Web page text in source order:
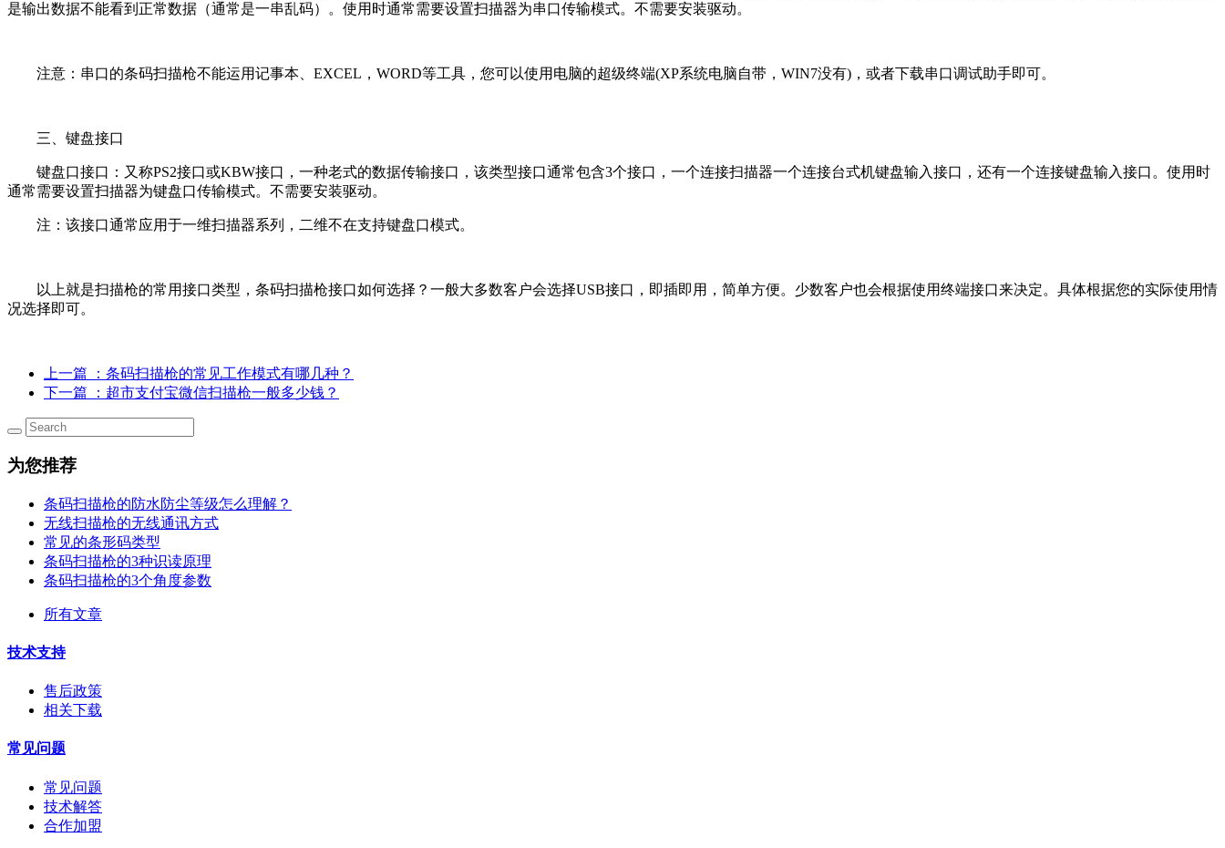
是输出数据不能看到正常数据（通常是一串乱码）。使用时通常需要设置扫描器为串口传输模式。不需要安装驱动。
注意：串口的条码扫描枪不能运用记事本、EXCEL，WORD等工具，您可以使用电脑的超级终端(XP系统电脑自带，WIN7没有)，或者下载串口调试助手即可。
三、键盘接口
键盘口接口：又称PS2接口或KBW接口，一种老式的数据传输接口，该类型接口通常包含3个接口，一个连接扫描器一个连接台式机键盘输入接口，还有一个连接键盘输入接口。使用时
通常需要设置扫描器为键盘口传输模式。不需要安装驱动。
注：该接口通常应用于一维扫描器系列，二维不在支持键盘口模式。
以上就是扫描枪的常用接口类型， 条码扫描枪接口如何选择？ 一般大多数客户会选择USB接口，即插即用，简单方便。少数客户也会根据使用终端接口来决定。具体根据您的实际使用情
况选择即可。
上一篇
：条码扫描枪的常见工作模式有哪几种？
下一篇
：超市支付宝微信扫描枪一般多少钱？
为您推荐
条码扫描枪的防水防尘等级怎么理解？
无线扫描枪的无线通讯方式
常见的条形码类型
条码扫描枪的3种识读原理
条码扫描枪的3个角度参数
所有文章
技术支持
售后政策
相关下载
常见问题
常见问题
技术解答
合作加盟